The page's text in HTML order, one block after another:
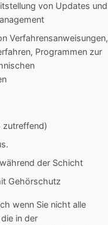
von Updates und
Verfahrensanweisungen,
Programmen zur
der Schicht
Gehörschutz
wenn Sie nicht alle
in der